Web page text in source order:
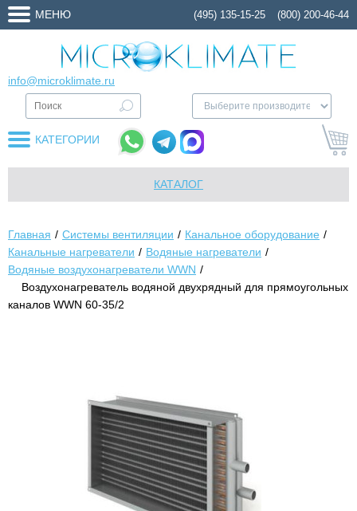
МЕНЮ (495) 135-15-25 (800) 200-46-44
info@microklimate.ru
КАТЕГОРИИ
КАТАЛОГ
Главная Системы вентиляции
Канальное оборудование
Канальные нагреватели
Водяные нагреватели
Водяные воздухонагреватели WWN
Воздухонагреватель водяной двухрядный для прямоугольных
каналов WWN 60-35/2